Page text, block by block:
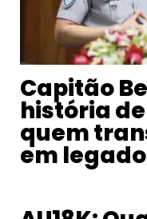
Capitão
história
quem
em